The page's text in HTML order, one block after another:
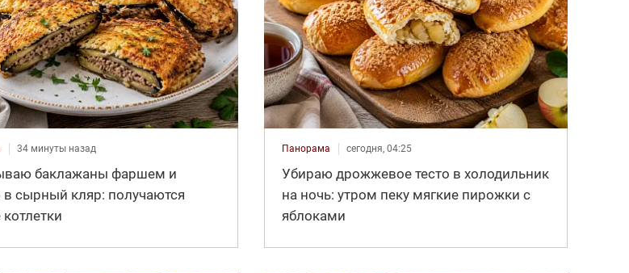
34 минуты назад
баклажаны фаршем и
сырный кляр: получаются
Панорама сегодня, 04:25
Убираю дрожжевое тесто в холодильник
на ночь: утром пеку мягкие пирожки с
яблоками